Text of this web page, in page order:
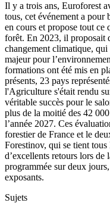
Il y a trois ans, Euroforest
tous, cet événement a pour
en cours et propose tout ce
forêt. En 2023, il proposait
changement climatique,
majeur pour
formations ont été mis en
présents, 23 pays
l'Agriculture s'était rendu
véritable succès pour le
plus de la moitié des 42
l’année 2027. Ces
forestier de France et le
Forestinov, qui se tient tous
d’excellents retours lors
programmée sur deux
exposants.
Sujets